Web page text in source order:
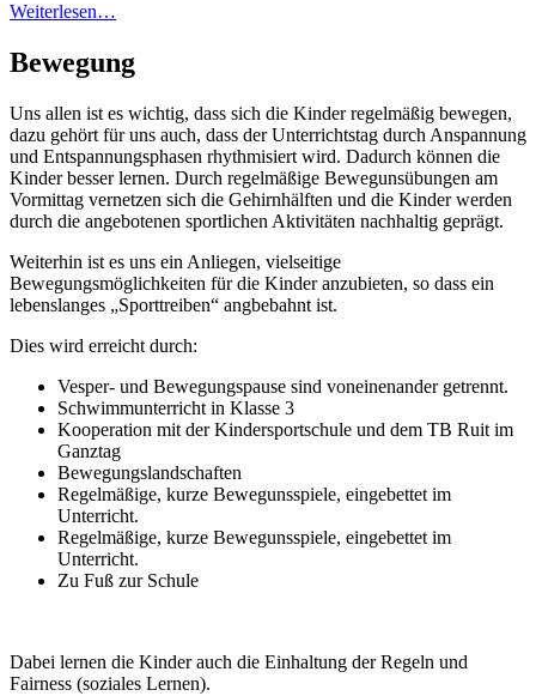
Weiterlesen…
Bewegung
Uns allen ist es wichtig, dass sich die Kinder regelmäßig bewegen,
dazu gehört für uns auch, dass der Unterrichtstag durch Anspannung
und Entspannungsphasen rhythmisiert wird. Dadurch können die
Kinder besser lernen. Durch regelmäßige Bewegunsübungen am
Vormittag vernetzen sich die Gehirnhälften und die Kinder werden
durch die angebotenen sportlichen Aktivitäten nachhaltig geprägt.
Weiterhin ist es uns ein Anliegen, vielseitige
Bewegungsmöglichkeiten für die Kinder anzubieten, so dass ein
lebenslanges „Sporttreiben“ angbebahnt ist.
Dies wird erreicht durch:
Vesper- und Bewegungspause sind voneinenander getrennt.
Schwimmunterricht in Klasse 3
Kooperation mit der Kindersportschule und dem TB Ruit im
Ganztag
Bewegungslandschaften
Regelmäßige, kurze Bewegunsspiele, eingebettet im
Unterricht.
Regelmäßige, kurze Bewegunsspiele, eingebettet im
Unterricht.
Zu Fuß zur Schule
Dabei lernen die Kinder auch die Einhaltung der Regeln und
Fairness (soziales Lernen).